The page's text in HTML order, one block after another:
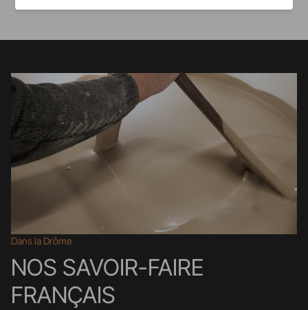
Dans la Drôme
NOS SAVOIR-FAIRE
FRANÇAIS